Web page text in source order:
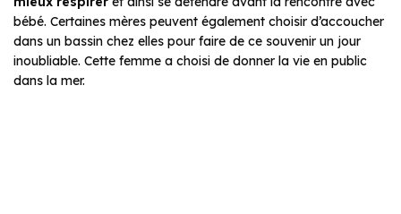
bébé. Certaines mères peuvent également choisir d’accoucher
dans un bassin chez elles pour faire de ce souvenir un jour
inoubliable. Cette femme a choisi de donner la vie en public
dans la mer.